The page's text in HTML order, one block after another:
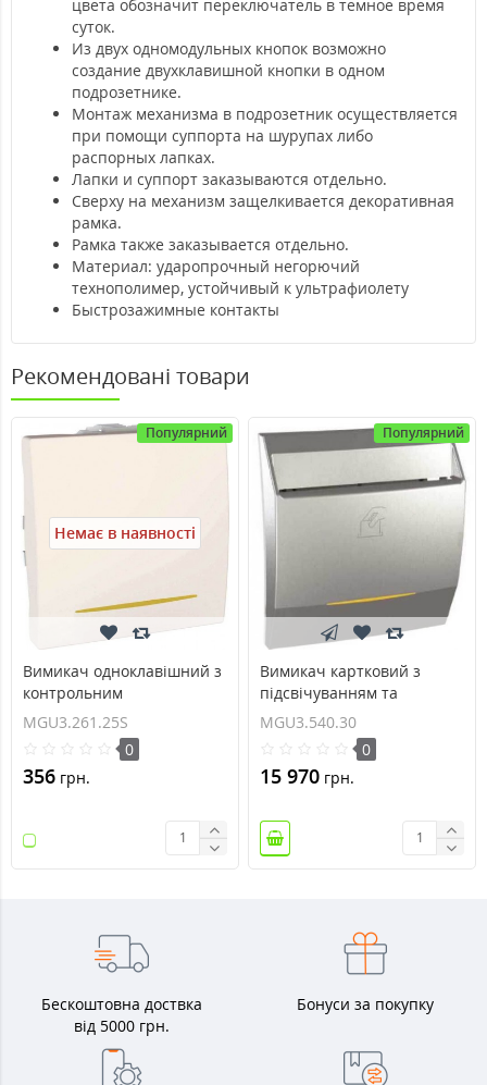
цвета обозначит переключатель в темное время
суток.
Из двух одномодульных кнопок возможно
создание двухклавишной кнопки в одном
подрозетнике.
Монтаж механизма в подрозетник осуществляется
при помощи суппорта на шурупах либо
распорных лапках.
Лапки и суппорт заказываются отдельно.
Сверху на механизм защелкивается декоративная
рамка.
Рамка также заказывается отдельно.
Материал: ударопрочный негорючий
технополимер, устойчивый к ультрафиолету
Быстрозажимные контакты
Рекомендовані товари
Популярний
Немає в наявності
Вимикач одноклавішний з
контрольним
підсвічуванням 16А серія
Unica MGU3.261.25S
MGU3.261.25S
0
356 грн.
Популярний
Вимикач картковий з
підсвічуванням та
витримкою часу серія
Unica MGU3.540.30
MGU3.540.30
0
15 970 грн.
Бескоштовна доствка
від 5000 грн.
Бонуси за покупку